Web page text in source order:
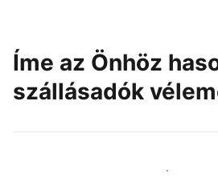
Íme az Önhöz
szállásadók
Csatlakozzon Önhöz hasonló